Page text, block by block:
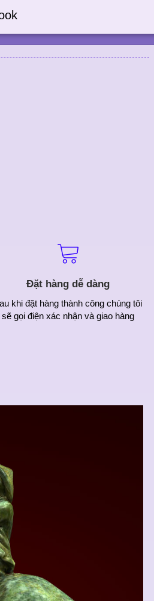
Đặt hàng dễ dàng
khi đặt hàng thành công chúng tôi
sẽ gọi điện xác nhận và giao hàng